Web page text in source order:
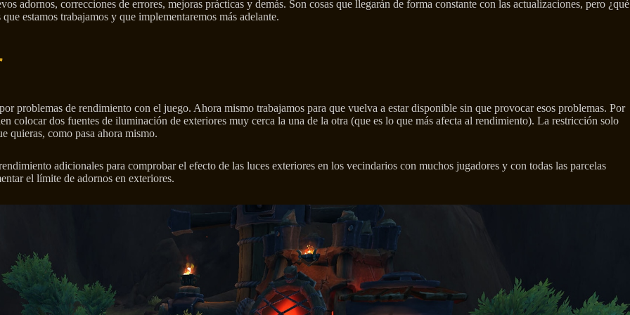
adornos, correcciones de errores, mejoras prácticas y demás. Son cosas que llegarán de forma constante con las actualizaciones, pero ¿qué
estamos trabajamos y que implementaremos más adelante.
problemas de rendimiento con el juego. Ahora mismo trabajamos para que vuelva a estar disponible sin que provocar esos problemas. Por
colocar dos fuentes de iluminación de exteriores muy cerca la una de la otra (que es lo que más afecta al rendimiento). La restricción solo
quieras, como pasa ahora mismo.
adicionales para comprobar el efecto de las luces exteriores en los vecindarios con muchos jugadores y con todas las parcelas
el límite de adornos en exteriores.